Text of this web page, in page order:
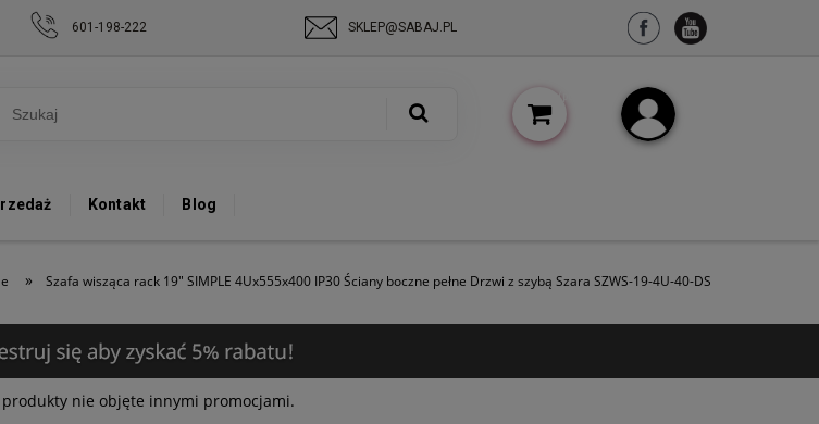
Kontakt Blog
» Szafa wisząca rack 19" SIMPLE 4Ux555x400 IP30 Ściany boczne pełne Drzwi z szybą Szara SZWS-19-4U-40-DS
601-198-222 SKLEP@SABAJ.PL
nie objęte innymi promocjami.